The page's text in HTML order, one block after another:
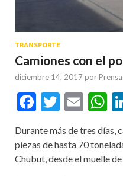
TRANSPORTE
Camiones con el
diciembre 14, 2017 por
Facebook
Twitter
Durante más de tres días,
piezas de hasta 70
Chubut, desde el muelle